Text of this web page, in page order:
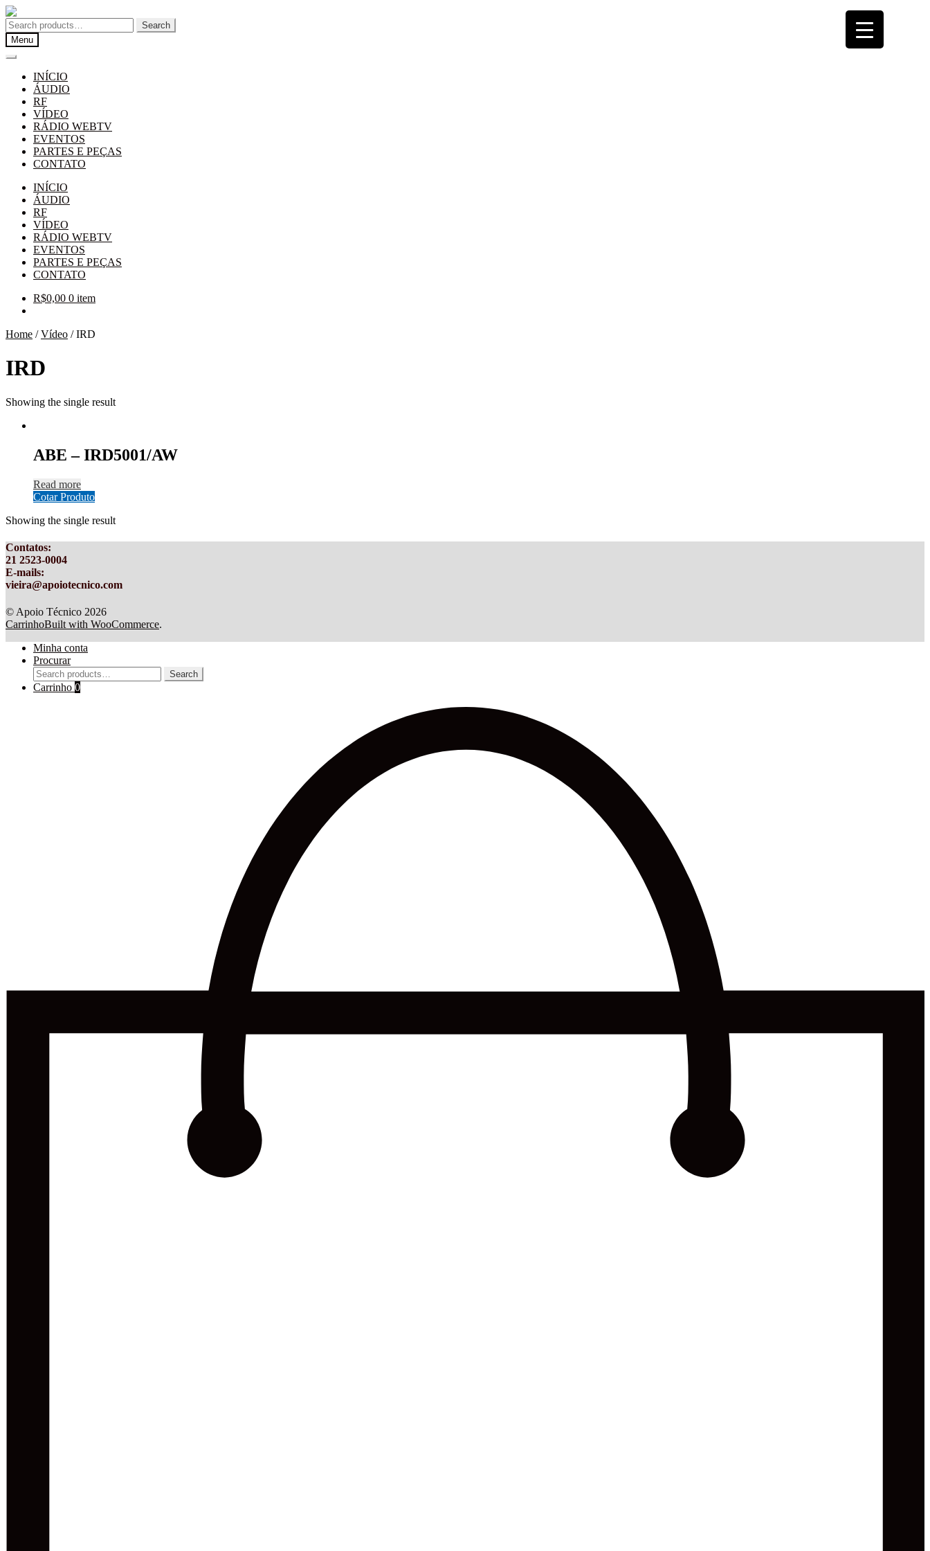
Pular
para
navegação
Pular
para
o
conteúdo
Search
for:
Search
Menu
INÍCIO
ÁUDIO
RF
VÍDEO
RÁDIO WEBTV
EVENTOS
PARTES E PEÇAS
CONTATO
INÍCIO
ÁUDIO
RF
VÍDEO
RÁDIO WEBTV
EVENTOS
PARTES E PEÇAS
CONTATO
R$0,00 0 item
Home /Vídeo /IRD
IRD
Showing the single result
ABE – IRD5001/AW
Read more
Cotar Produto
Showing the single result
Contatos:
21 2523-0004
E-mails:
vieira@apoiotecnico.com
© Apoio Técnico 2026
CarrinhoBuilt with WooCommerce.
Minha conta
Procurar
Search
for:
Search
Carrinho 0